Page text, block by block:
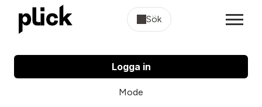
Sök
Logga in
Mode